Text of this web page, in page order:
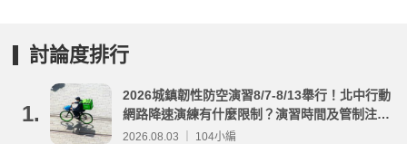
討論度排行
1.
2026城鎮韌性防空演習8/7-8/13舉行！北中行動
網路降速演練有什麼限制？演習時間及管制注意
事項整理
2026.08.03 ｜ 104小編